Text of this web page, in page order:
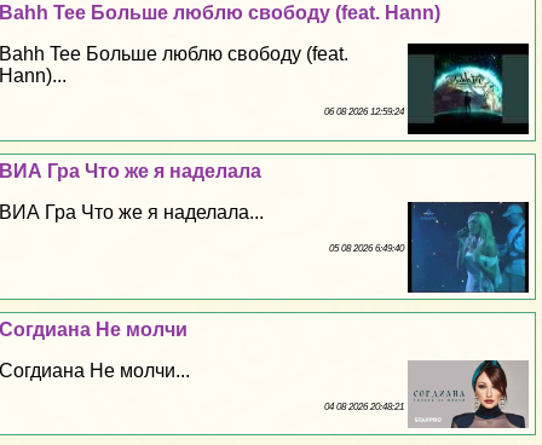
Bahh Tee Больше люблю свободу (feat. Hann)
Bahh Tee Больше люблю свободу (feat.
Hann)...
06 08 2026 12:59:24
ВИА Гра Что же я наделала
ВИА Гра Что же я наделала...
05 08 2026 6:49:40
Согдиана Не молчи
Согдиана Не молчи...
04 08 2026 20:48:21